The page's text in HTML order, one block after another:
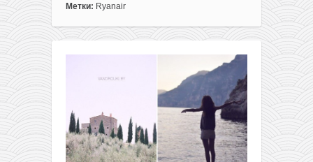
море:
билетов
две
стороны
Метки: Ryanair